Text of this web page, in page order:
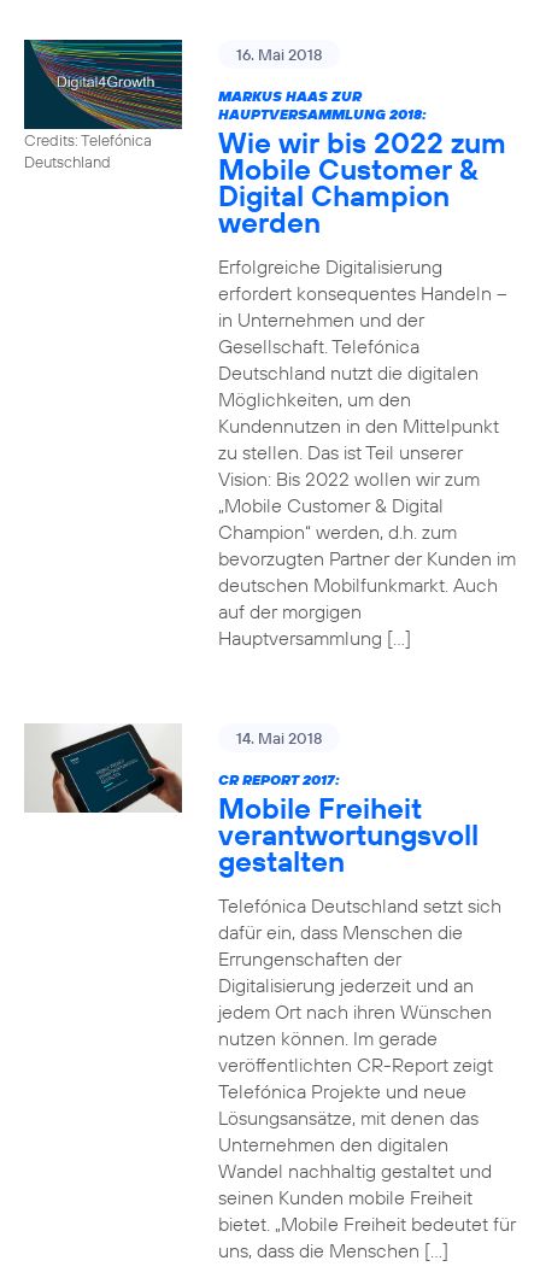
Credits: Telefónica
Deutschland
16. Mai 2018
MARKUS HAAS ZUR
HAUPTVERSAMMLUNG 2018:
Wie wir bis 2022 zum
Mobile Customer &
Digital Champion
werden
Erfolgreiche Digitalisierung
erfordert konsequentes Handeln –
in Unternehmen und der
Gesellschaft. Telefónica
Deutschland nutzt die digitalen
Möglichkeiten, um den
Kundennutzen in den Mittelpunkt
zu stellen. Das ist Teil unserer
Vision: Bis 2022 wollen wir zum
„Mobile Customer & Digital
Champion“ werden, d.h. zum
bevorzugten Partner der Kunden im
deutschen Mobilfunkmarkt. Auch
auf der morgigen
Hauptversammlung […]
14. Mai 2018
CR REPORT 2017:
Mobile Freiheit
verantwortungsvoll
gestalten
Telefónica Deutschland setzt sich
dafür ein, dass Menschen die
Errungenschaften der
Digitalisierung jederzeit und an
jedem Ort nach ihren Wünschen
nutzen können. Im gerade
veröffentlichten CR-Report zeigt
Telefónica Projekte und neue
Lösungsansätze, mit denen das
Unternehmen den digitalen
Wandel nachhaltig gestaltet und
seinen Kunden mobile Freiheit
bietet. „Mobile Freiheit bedeutet für
uns, dass die Menschen […]